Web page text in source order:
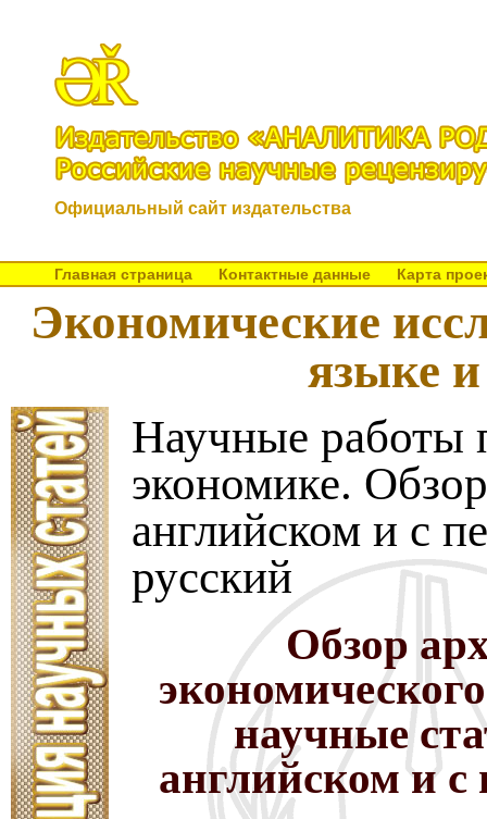
Официальный сайт издательства
Главная страница Контактные данные Карта
Экономические
языке
Научные работы
экономике.
английском и с
русский
Обзор
научные
английском и с